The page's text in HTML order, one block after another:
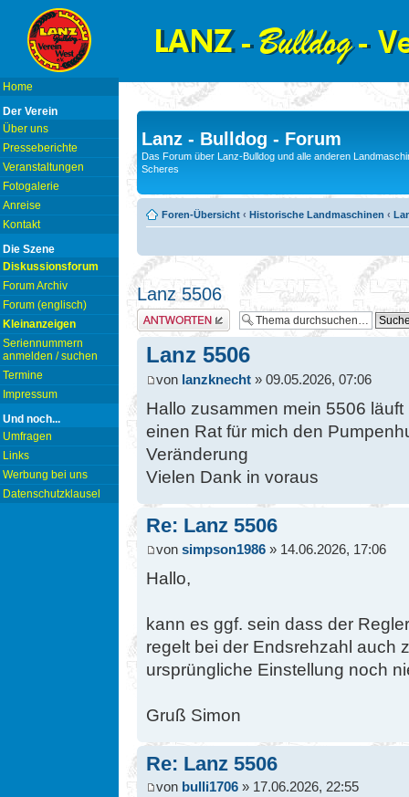
Home
Der Verein
Über uns
Presseberichte
Veranstaltungen
Fotogalerie
Anreise
Kontakt
Die Szene
Diskussionsforum
Forum Archiv
Forum (englisch)
Kleinanzeigen
Seriennummern
anmelden / suchen
Termine
Impressum
Und noch...
Umfragen
Links
Werbung bei uns
Datenschutzklausel
Lanz - Bulldog - Forum
Das Forum über Lanz-Bulldog und alle anderen
Scheres
Foren-Übersicht ‹ Historische Landmaschinen ‹
Lanz 5506
Antwort erstellen
Lanz 5506
von lanzknecht » 09.05.2026, 07:06
Hallo zusammen mein 5506
einen Rat für mich den
Veränderung
Vielen Dank in voraus
Re: Lanz 5506
von simpson1986 » 14.06.2026, 17:06
Hallo,
kann es ggf. sein dass der
regelt bei der Endsrehzahl auch
ursprüngliche Einstellung noch
Gruß Simon
Re: Lanz 5506
von bulli1706 » 17.06.2026, 22:55